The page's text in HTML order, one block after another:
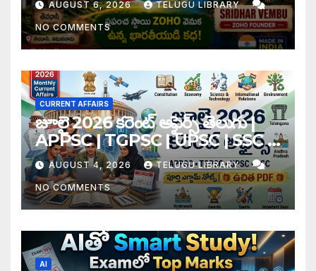
Vembu
AUGUST 6, 2026 TELUGU LIBRARY
NO COMMENTS
CURRENT AFFAIRS
జూలై 2026 కరెంట్ అఫైర్స్ తెలుగు |
APPSC | TGPSC | UPSC | SSC |
Banking Exam Notes
AUGUST 4, 2026 TELUGU LIBRARY
NO COMMENTS
AI